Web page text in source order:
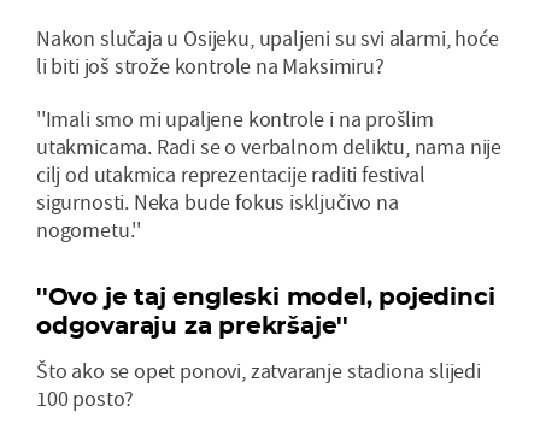
Nakon slučaja u Osijeku, upaljeni su svi alarmi, hoće
li biti još strože kontrole na Maksimiru?
''Imali smo mi upaljene kontrole i na prošlim
utakmicama. Radi se o verbalnom deliktu, nama nije
cilj od utakmica reprezentacije raditi festival
sigurnosti. Neka bude fokus isključivo na
nogometu.''
''Ovo je taj engleski model, pojedinci
odgovaraju za prekršaje''
Što ako se opet ponovi, zatvaranje stadiona slijedi
100 posto?